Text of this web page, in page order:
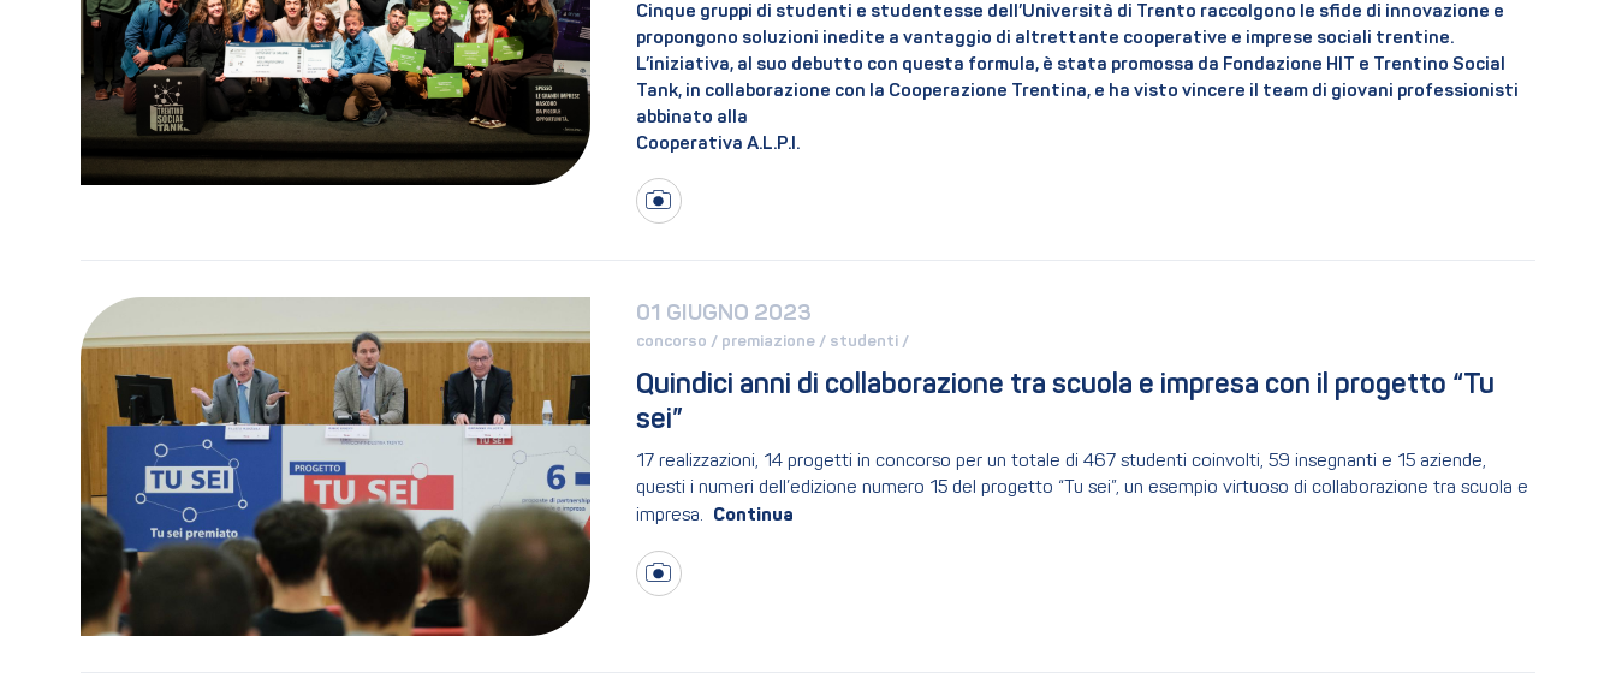
Cinque gruppi di studenti e studentesse dell’Università di Trento raccolgono le sfide di innovazione e
propongono soluzioni inedite a vantaggio di altrettante cooperative e imprese sociali trentine.
L’iniziativa, al suo debutto con questa formula, è stata promossa da Fondazione HIT e Trentino Social
Tank, in collaborazione con la Cooperazione Trentina, e ha visto vincere il team di giovani professionisti
abbinato alla
Cooperativa A.L.P.I.
01 GIUGNO 2023
concorso / premiazione / studenti /
Quindici anni di collaborazione tra scuola e impresa con il progetto “Tu
sei”
17 realizzazioni, 14 progetti in concorso per un totale di 467 studenti coinvolti, 59 insegnanti e 15 aziende,
questi i numeri dell’edizione numero 15 del progetto “Tu sei”, un esempio virtuoso di collaborazione tra scuola e
impresa.